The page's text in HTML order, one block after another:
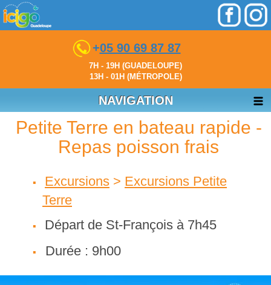
+05 90 69 87 87
7H - 19H (GUADELOUPE)
13H - 01H (MÉTROPOLE)
NAVIGATION
Petite Terre en bateau rapide -
Repas poisson frais
Excursions > Excursions Petite
Terre
Départ de St-François à 7h45
Durée : 9h00